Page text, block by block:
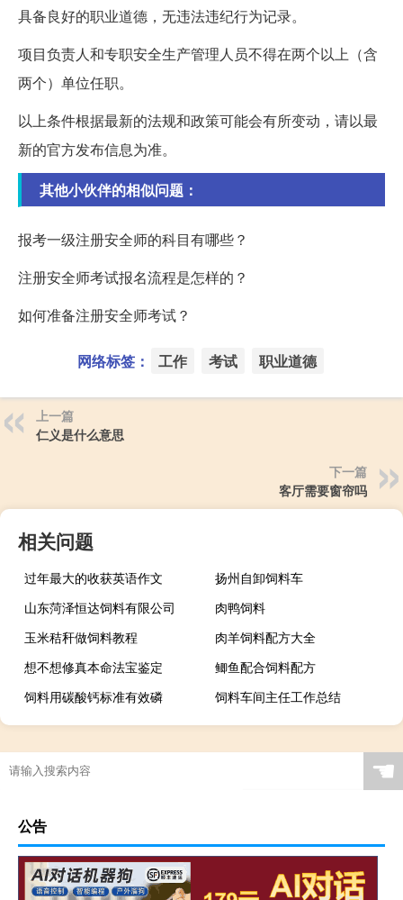
具备良好的职业道德，无违法违纪行为记录。
项目负责人和专职安全生产管理人员不得在两个以上（含
两个）单位任职。
以上条件根据最新的法规和政策可能会有所变动，请以最
新的官方发布信息为准。
其他小伙伴的相似问题：
报考一级注册安全师的科目有哪些？
注册安全师考试报名流程是怎样的？
如何准备注册安全师考试？
网络标签： 工作 考试 职业道德
上一篇
仁义是什么意思
下一篇
客厅需要窗帘吗
相关问题
过年最大的收获英语作文
扬州自卸饲料车
山东菏泽恒达饲料有限公司
肉鸭饲料
玉米秸秆做饲料教程
肉羊饲料配方大全
想不想修真本命法宝鉴定
鲫鱼配合饲料配方
饲料用碳酸钙标准有效磷
饲料车间主任工作总结
☚
公告